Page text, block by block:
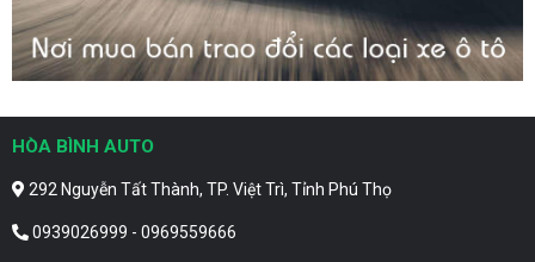
HÒA BÌNH AUTO
292 Nguyễn Tất Thành, TP. Việt Trì, Tỉnh Phú Thọ
0939026999 - 0969559666